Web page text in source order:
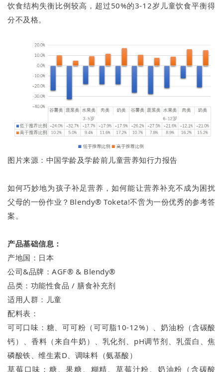
饮食结构失衡比例较高，超过50%的3-12岁儿童饮食平衡得
分不及格。
图片来源：中国学龄及学龄前儿童营养知行力报告
如何巧妙地为孩子补足营养，如何能让营养补充不成为困扰
父母的一份作业？Blendy® Toketa!不啻为一份优秀的参考答
案。
产品基础信息：
产地国：日本
公司&品牌：AGF® & Blendy®
品类：功能性食品 / 膳食补充剂
适用人群：儿童
配料表：
可可口味：糖、可可粉（可可脂10-12%）、奶油粉（含碳酸
钙）、香料（来自牛奶）、乳化剂、pH调节剂、乳蛋白、焦
磷酸铁、维生素D、调味料（氨基酸）
草莓口味：糖、果糖、糊精、草莓汁粉、奶油粉（含碳酸